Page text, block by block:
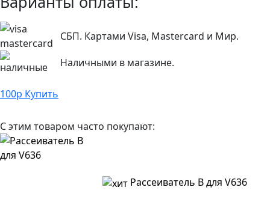
СБП. Картами Visa, Mastercard и Мир.
Наличными в магазине.
100р Купить
С этим товаром часто покупают:
Рассеиватель B для V636